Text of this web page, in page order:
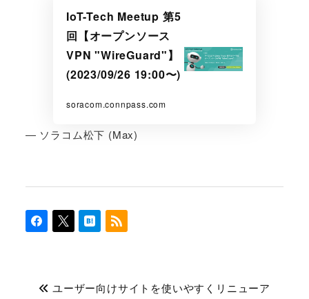
IoT-Tech Meetup 第5
回【オープンソース
VPN "WireGuard"】
(2023/09/26 19:00〜)
soracom.connpass.com
― ソラコム松下 (Max)
ユーザー向けサイトを使いやすくリニューア